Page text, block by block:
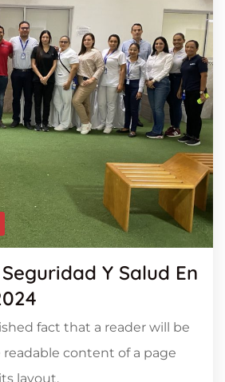
Y Salud En
fact that a reader will be
content of a page
layout.